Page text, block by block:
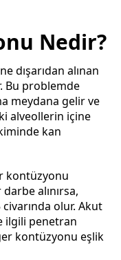
Nedir?
dışarıdan alınan
Bu problemde
meydana gelir ve
alveollerin içine
kan
kontüzyonu
alınırsa,
civarında olur. Akut
ilgili penetran
kontüzyonu eşlik